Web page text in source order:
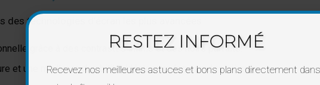
technologies d’écran les plus avancées :
grâce à des contrastes infinis et des noirs parfaits.
et une meilleure durabilité, idéale pour les grandes pièces
RESTEZ INFORMÉ
Recevez nos meilleures astuces et bons plans directement